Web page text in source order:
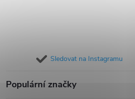
Sledovat na Instagramu
Populární značky